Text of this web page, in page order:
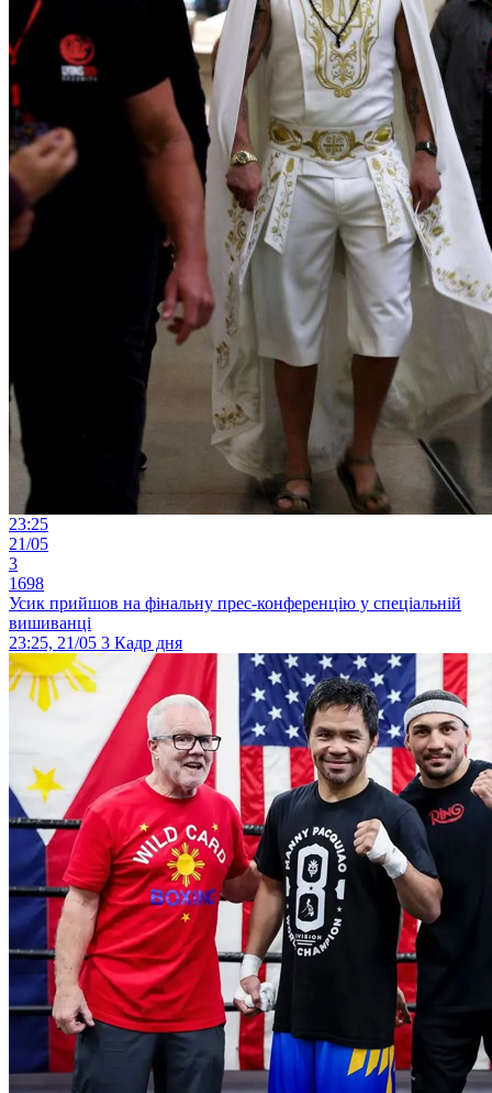
23:25
21/05
3
1698
Усик прийшов на фінальну прес-конференцію у спеціальній
вишиванці
23:25, 21/05 3 Кадр дня